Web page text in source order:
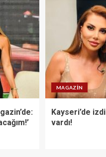
MAGAZIN
Kayseri’de
vardı!